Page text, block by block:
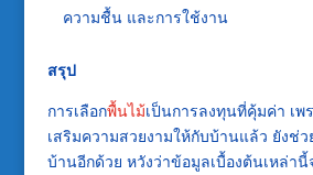
ความชื้น และการใช้งาน
สรุป
การเลือกพื้นไม้เป็นการลงทุนที่คุ้มค่า เพ
เสริมความสวยงามให้กับบ้านแล้ว ยังช่
บ้านอีกด้วย หวังว่าข้อมูลเบื้องต้นเหล่า